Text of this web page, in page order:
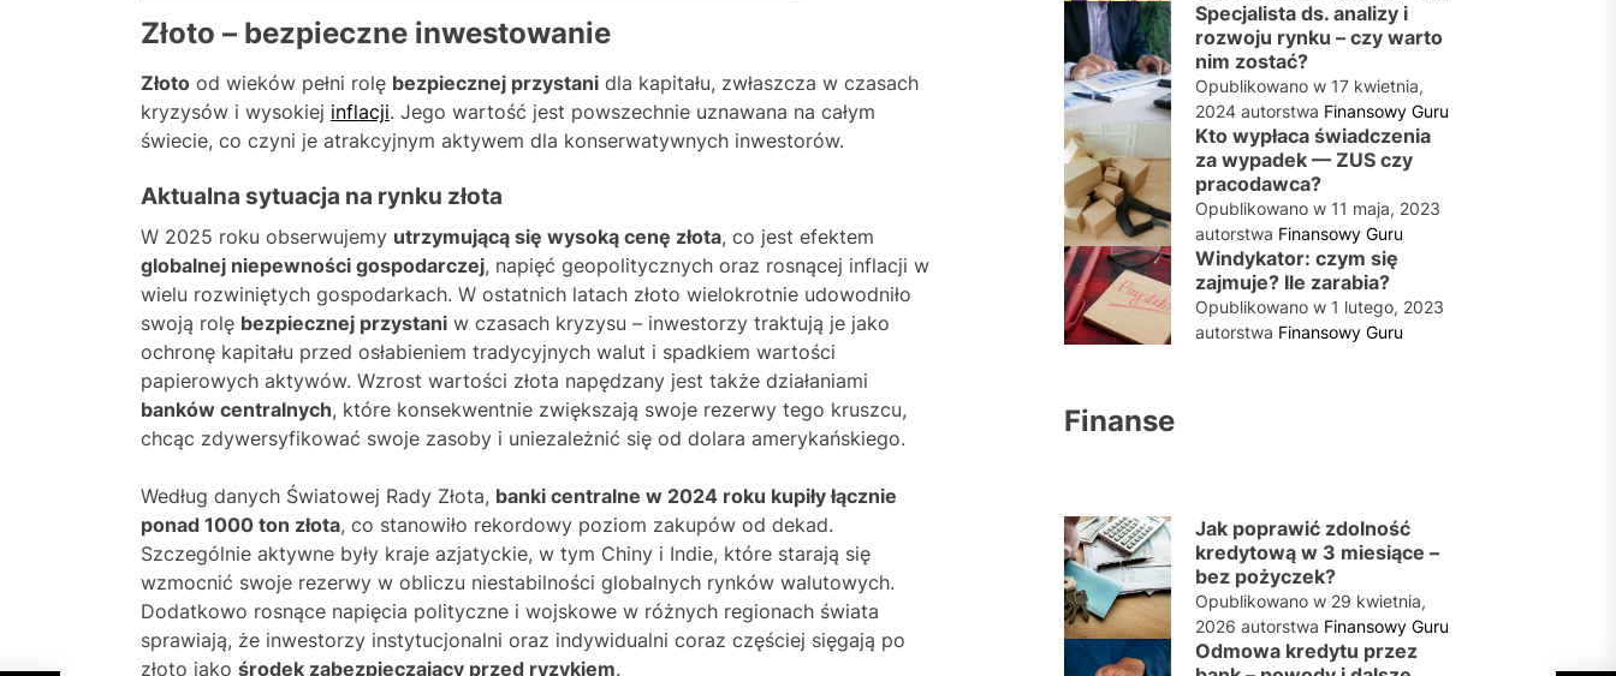
Złoto – bezpieczne inwestowanie
Złoto od wieków pełni rolę bezpiecznej przystani dla kapitału, zwłaszcza w czasach
kryzysów i wysokiej inflacji. Jego wartość jest powszechnie uznawana na całym
świecie, co czyni je atrakcyjnym aktywem dla konserwatywnych inwestorów.
Aktualna sytuacja na rynku złota
W 2025 roku obserwujemy utrzymującą się wysoką cenę złota, co jest efektem
globalnej niepewności gospodarczej, napięć geopolitycznych oraz rosnącej inflacji w
wielu rozwiniętych gospodarkach. W ostatnich latach złoto wielokrotnie udowodniło
swoją rolę bezpiecznej przystani w czasach kryzysu – inwestorzy traktują je jako
ochronę kapitału przed osłabieniem tradycyjnych walut i spadkiem wartości
papierowych aktywów. Wzrost wartości złota napędzany jest także działaniami
banków centralnych, które konsekwentnie zwiększają swoje rezerwy tego kruszcu,
chcąc zdywersyfikować swoje zasoby i uniezależnić się od dolara amerykańskiego.
Według danych Światowej Rady Złota, banki centralne w 2024 roku kupiły łącznie
ponad 1000 ton złota, co stanowiło rekordowy poziom zakupów od dekad.
Szczególnie aktywne były kraje azjatyckie, w tym Chiny i Indie, które starają się
wzmocnić swoje rezerwy w obliczu niestabilności globalnych rynków walutowych.
Dodatkowo rosnące napięcia polityczne i wojskowe w różnych regionach świata
sprawiają, że inwestorzy instytucjonalni oraz indywidualni coraz częściej sięgają po
złoto jako środek zabezpieczający przed ryzykiem.
Specjalista ds. analizy i
rozwoju rynku – czy warto
nim zostać?
Opublikowano w 17 kwietnia,
2024 autorstwa Finansowy Guru
Kto wypłaca świadczenia
za wypadek — ZUS czy
pracodawca?
Opublikowano w 11 maja, 2023
autorstwa Finansowy Guru
Windykator: czym się
zajmuje? Ile zarabia?
Opublikowano w 1 lutego, 2023
autorstwa Finansowy Guru
Finanse
Jak poprawić zdolność
kredytową w 3 miesiące –
bez pożyczek?
Opublikowano w 29 kwietnia,
2026 autorstwa Finansowy Guru
Odmowa kredytu przez